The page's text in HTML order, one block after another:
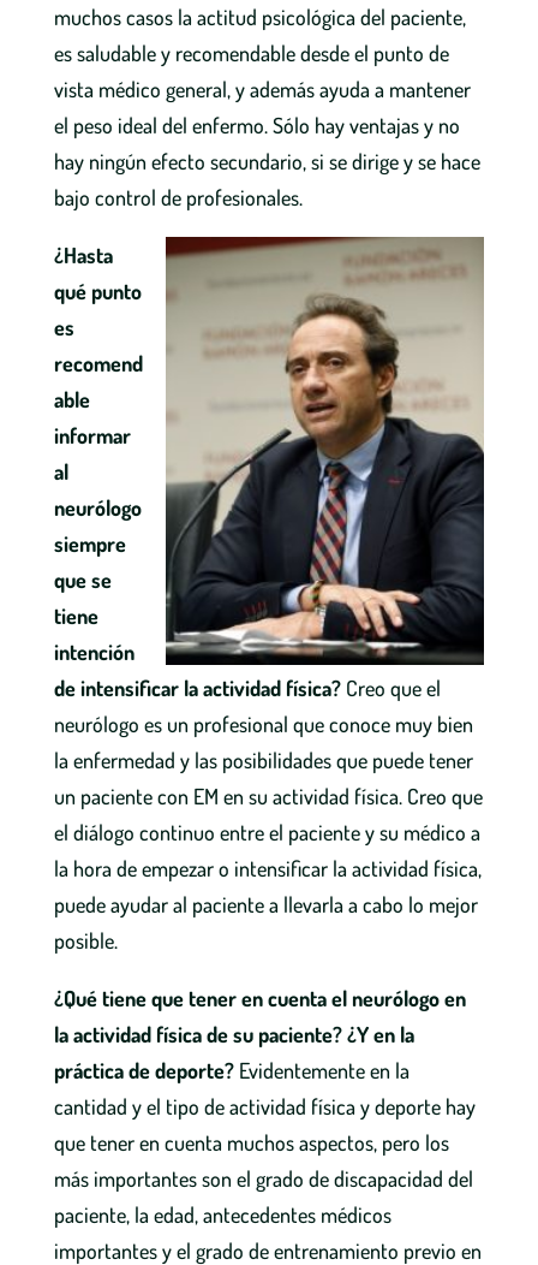
muchos casos la actitud psicológica del paciente,
es saludable y recomendable desde el punto de
vista médico general, y además ayuda a mantener
el peso ideal del enfermo. Sólo hay ventajas y no
hay ningún efecto secundario, si se dirige y se hace
bajo control de profesionales.
¿Hasta
qué punto
es
recomend
able
informar
al
neurólogo
siempre
que se
tiene
intención
de intensificar la actividad física?Creo que el
neurólogo es un profesional que conoce muy bien
la enfermedad y las posibilidades que puede tener
un paciente con EM en su actividad física. Creo que
el diálogo continuo entre el paciente y su médico a
la hora de empezar o intensificar la actividad física,
puede ayudar al paciente a llevarla a cabo lo mejor
posible.
¿Qué tiene que tener en cuenta el neurólogo en
la actividad física de su paciente? ¿Y en la
práctica de deporte?Evidentemente en la
cantidad y el tipo de actividad física y deporte hay
que tener en cuenta muchos aspectos, pero los
más importantes son el grado de discapacidad del
paciente, la edad, antecedentes médicos
importantes y el grado de entrenamiento previo en